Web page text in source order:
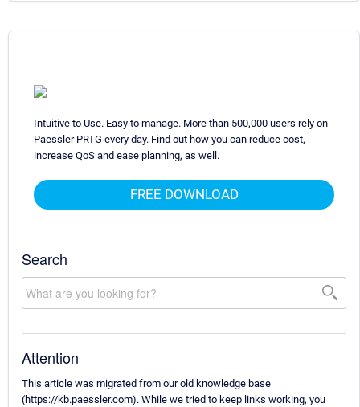
Intuitive to Use. Easy to manage. More than 500,000 users rely on
Paessler PRTG every day. Find out how you can reduce cost,
increase QoS and ease planning, as well.
FREE DOWNLOAD
Search
Attention
This article was migrated from our old knowledge base
(https://kb.paessler.com). While we tried to keep links working, you